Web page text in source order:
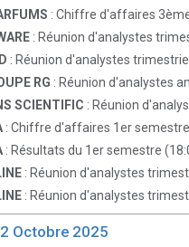
: Chiffre d'affaires
: Réunion d'analystes
: Réunion d'analystes
RG : Réunion d'analystes
SCIENTIFIC : Réunion
: Chiffre d'affaires 1er
: Résultats du 1er semestre
: Réunion d'analystes
: Réunion d'analystes
Octobre 2025